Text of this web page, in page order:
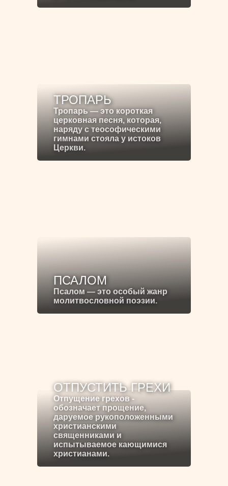
ТРОПАРЬ
Тропарь — это короткая
церковная песня, которая,
наряду с теософическими
гимнами стояла у истоков
Церкви.
ПСАЛОМ
Псалом — это особый жанр
молитвословной поэзии.
ОТПУСТИТЬ ГРЕХИ
Отпущение грехов -
обозначает прощение,
даруемое рукоположенными
христианскими
священниками и
испытываемое кающимися
христианами.